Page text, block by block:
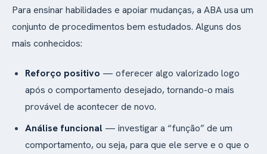
Para ensinar habilidades e apoiar mudanças, a ABA usa um
conjunto de procedimentos bem estudados. Alguns dos
mais conhecidos:
Reforço positivo — oferecer algo valorizado logo
após o comportamento desejado, tornando-o mais
provável de acontecer de novo.
Análise funcional — investigar a “função” de um
comportamento, ou seja, para que ele serve e o que o